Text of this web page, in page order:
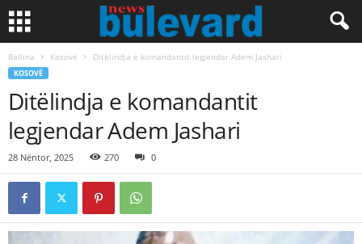
Ballina Kosovë Ditëlindja e komandantit legjendar Adem Jashari
KOSOVË
Ditëlindja e komandantit
legjendar Adem Jashari
28 Nëntor, 2025 270 0